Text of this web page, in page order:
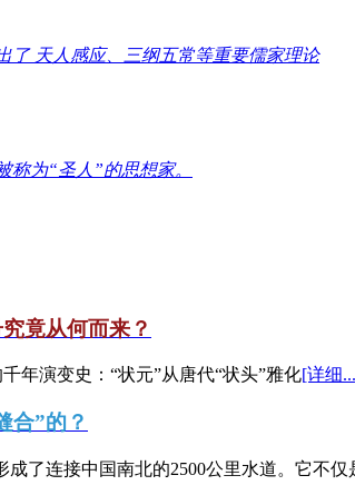
了 天人感应、三纲五常等重要儒家理论
为“圣人”的思想家。
竟从何而来？
年演变史：“状元”从唐代“状头”雅化[详细
合”的？
了连接中国南北的2500公里水道。它不仅